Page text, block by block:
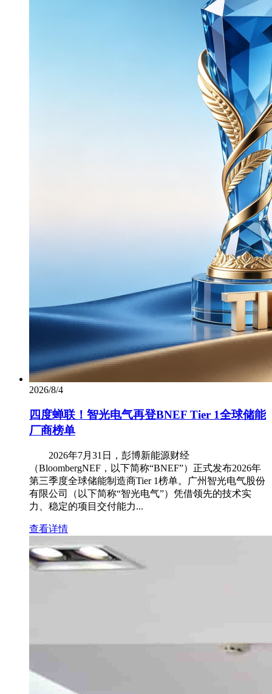
2026/8/4
四度蝉联！智光电气再登BNEF Tier 1全球储能
厂商榜单
2026年7月31日，彭博新能源财经
（BloombergNEF，以下简称“BNEF”）正式发布2026年
第三季度全球储能制造商Tier 1榜单。广州智光电气股份
有限公司（以下简称“智光电气”）凭借领先的技术实
力、稳定的项目交付能力...
查看详情